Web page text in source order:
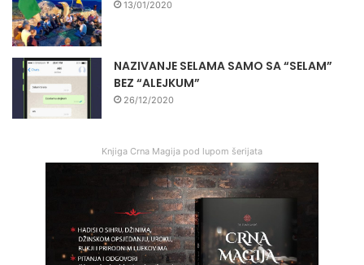
13/01/2020
NAZIVANJE SELAMA SAMO SA “SELAM”
BEZ “ALEJKUM”
26/12/2020
Knjiga Crna Magija pod lupom šerijata